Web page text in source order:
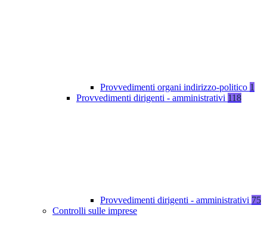
Provvedimenti organi indirizzo-politico 1
Provvedimenti dirigenti - amministrativi 118
Provvedimenti dirigenti - amministrativi 75
Controlli sulle imprese